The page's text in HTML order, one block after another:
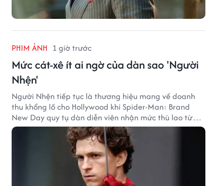
PHIM ẢNH 1 giờ trước
Mức cát-xê ít ai ngờ của dàn sao 'Người
Nhện'
Người Nhện tiếp tục là thương hiệu mang về doanh
thu khổng lồ cho Hollywood khi Spider-Man: Brand
New Day quy tụ dàn diễn viên nhận mức thù lao từ
hàng chục đến hàng trăm tỷ đồng. Thành công phòng
vé của bộ phim cũng giúp nhiều ngôi sao sở hữu khoản
thu nhập đáng mơ ước.